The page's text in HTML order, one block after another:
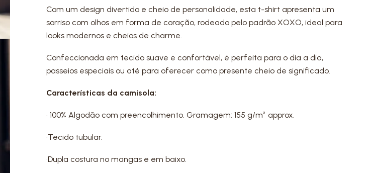
Com um design divertido e cheio de personalidade, esta t-shirt apresenta um
sorriso com olhos em forma de coração, rodeado pelo padrão XOXO, ideal para
looks modernos e cheios de charme.
Confeccionada em tecido suave e confortável, é perfeita para o dia a dia,
passeios especiais ou até para oferecer como presente cheio de significado.
Características da camisola:
• 100% Algodão com preencolhimento. Gramagem: 155 g/m² approx.
•Tecido tubular.
•Dupla costura no mangas e em baixo.